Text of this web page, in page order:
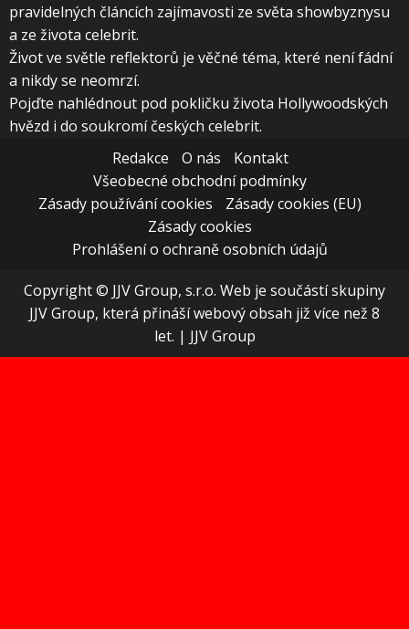
pravidelných článcích zajímavosti ze světa showbyznysu
a ze života celebrit.
Život ve světle reflektorů je věčné téma, které není fádní
a nikdy se neomrzí.
Pojďte nahlédnout pod pokličku života Hollywoodských
hvězd i do soukromí českých celebrit.
Redakce
O nás
Kontakt
Všeobecné obchodní podmínky
Zásady používání cookies
Zásady cookies (EU)
Zásady cookies
Prohlášení o ochraně osobních údajů
Copyright © JJV Group, s.r.o. Web je součástí skupiny
JJV Group, která přináší webový obsah již více než 8
let. | JJV Group